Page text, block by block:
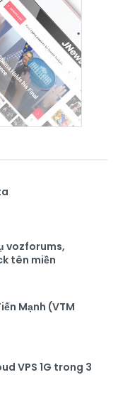
vozforums,
tên miền
Mạnh (VTM
VPS 1G trong 3